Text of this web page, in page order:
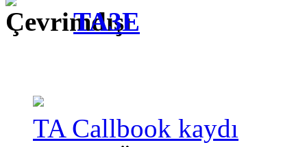
TA3E
TA Callbook kaydı